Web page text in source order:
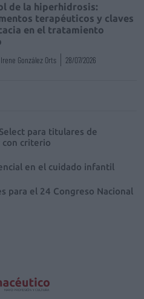
de la hiperhidrosis:
terapéuticos y claves
en el tratamiento
Irene González Orts 28/07/2026
para titulares de
con criterio
en el cuidado infantil
para el 24 Congreso Nacional